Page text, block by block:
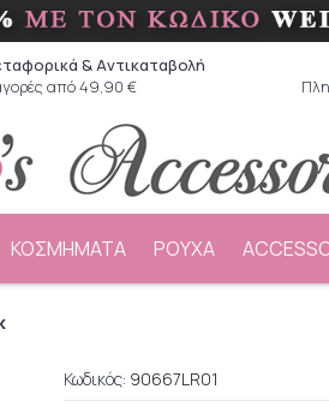
& Aντικαταβολή
από 49,90 €
ΚΟΣΜΗΜΑΤΑ ΡΟΥΧΑ
Κωδικός: 90667LR01